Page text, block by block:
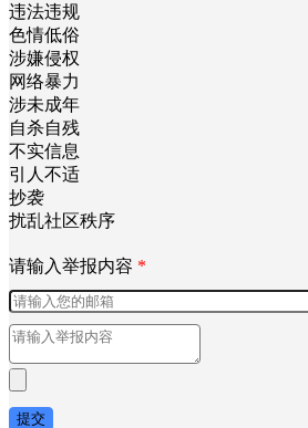
违法违规
色情低俗
涉嫌侵权
网络暴力
涉未成年
自杀自残
不实信息
引人不适
抄袭
扰乱社区秩序
请输入举报内容 *
提交